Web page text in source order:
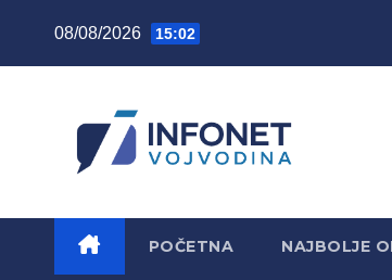
08/08/2026 15:02
POČETNA NAJBOLJE